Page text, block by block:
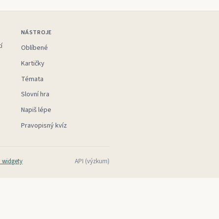
NÁSTROJE
Oblíbené
Kartičky
Témata
Slovní hra
Napiš lépe
Pravopisný kvíz
widgety API (výzkum)